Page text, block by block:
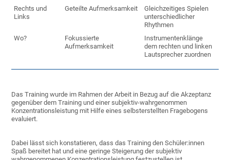
Rechts und
Links
Geteilte Aufmerksamkeit
Gleichzeitiges Spielen
unterschiedlicher
Rhythmen
Wo?
Fokussierte
Aufmerksamkeit
Instrumentenklänge
dem rechten und linken
Lautsprecher zuordnen
Das Training wurde im Rahmen der Arbeit in Bezug auf die Akzeptanz
gegenüber dem Training und einer subjektiv-wahrgenommen
Konzentrationsleistung mit Hilfe eines selbsterstellten Fragebogens
evaluiert.
Dabei lässt sich konstatieren, dass das Training den Schüler:innen
Spaß bereitet hat und eine geringe Steigerung der subjektiv